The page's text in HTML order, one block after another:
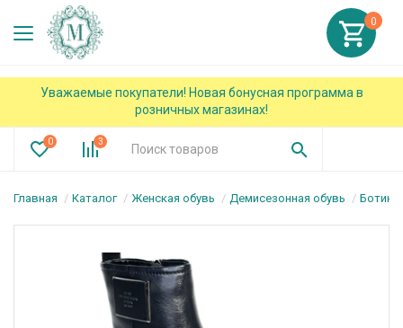
Уважаемые покупатели! Новая бонусная программа в
розничных магазинах!
0 3
0
Главная Каталог Женская обувь Демисезонная обувь